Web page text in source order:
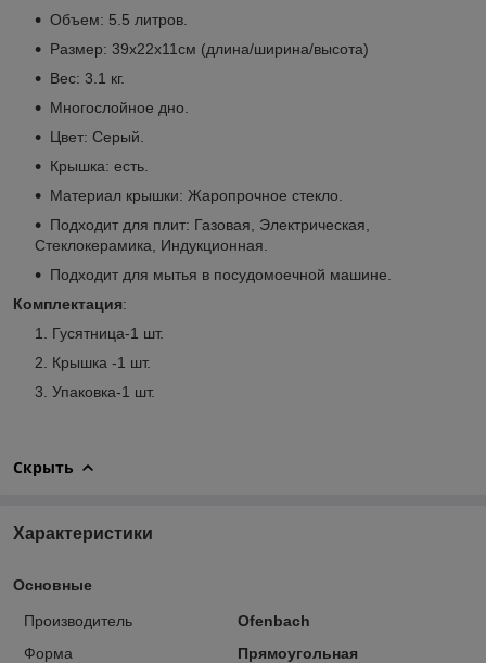
Объем: 5.5 литров.
Размер: 39х22х11см (длина/ширина/высота)
Вес: 3.1 кг.
Многослойное дно.
Цвет: Серый.
Крышка: есть.
Материал крышки: Жаропрочное стекло.
Подходит для плит: Газовая, Электрическая,
Стеклокерамика, Индукционная.
Подходит для мытья в посудомоечной машине.
Комплектация:
Гусятница-1 шт.
Крышка -1 шт.
Упаковка-1 шт.
Скрыть
Характеристики
Основные
Производитель
Ofenbach
Форма
Прямоугольная